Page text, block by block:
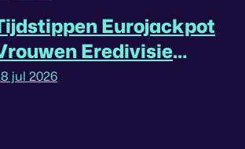
Eurojackpot
Eredivisie
jul 2026